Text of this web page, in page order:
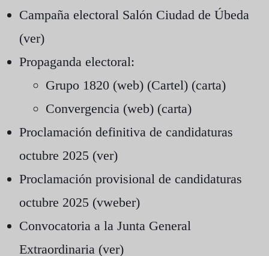
Campaña electoral Salón Ciudad de Úbeda
(ver)
Propaganda electoral:
Grupo 1820 (web) (Cartel) (carta)
Convergencia (web) (carta)
Proclamación definitiva de candidaturas
octubre 2025 (ver)
Proclamación provisional de candidaturas
octubre 2025 (vweber)
Convocatoria a la Junta General
Extraordinaria (ver)